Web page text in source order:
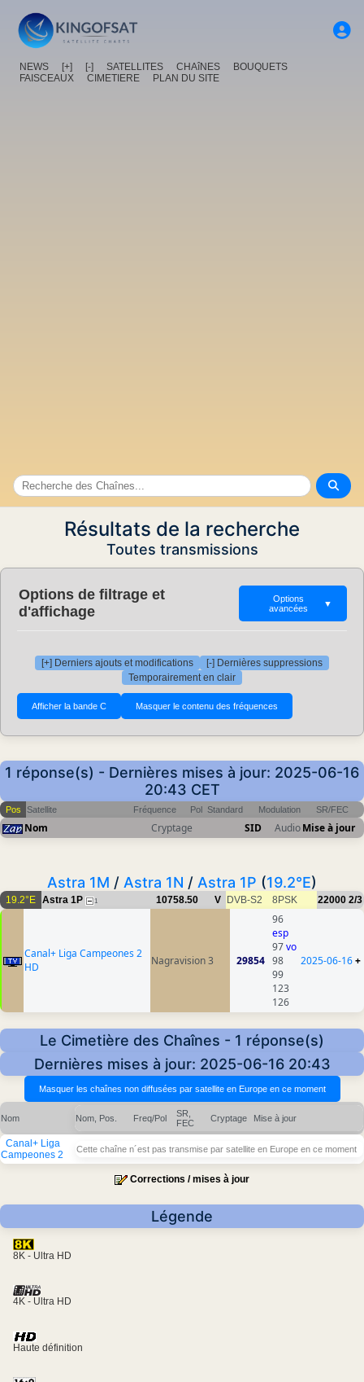
NEWS [+] [-] SATELLITES CHAîNES
BOUQUETS
FAISCEAUX
CIMETIERE PLAN DU SITE
Résultats de la recherche
Toutes transmissions
Options de filtrage et
d'affichage
Options
avancées
▼
[+] Derniers ajouts et modifications
[-] Dernières suppressions
Temporairement en clair
1 réponse(s) - Dernières mises à jour: 2025-06-16
20:43 CET
Pos Satellite Fréquence Pol Standard Modulation SR/FEC
Nom Cryptage SID AudioMise à jour
Astra 1M / Astra 1N / Astra 1P (19.2°E)
19.2°E Astra 1P 1 10758.50 V DVB-S2 8PSK 22000 2/3
Canal+ Liga Campeones 2
HD
Nagravision 3 29854
96
esp
97vo
98
99
123
126
2025-06-16+
Le Cimetière des Chaînes - 1 réponse(s)
Dernières mises à jour: 2025-06-16 20:43
Nom Nom, Pos. Freq/Pol
SR,
FEC
Cryptage Mise à jour
Canal+ Liga
Campeones 2
Cette chaîne n´est pas transmise par satellite en Europe en ce moment
Corrections / mises à jour
Légende
8K - Ultra HD
4K - Ultra HD
Haute définition